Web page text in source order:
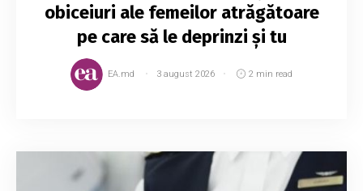
obiceiuri ale femeilor atrăgătoare
pe care să le deprinzi și tu
EA.md 3 august 2026 2 min read